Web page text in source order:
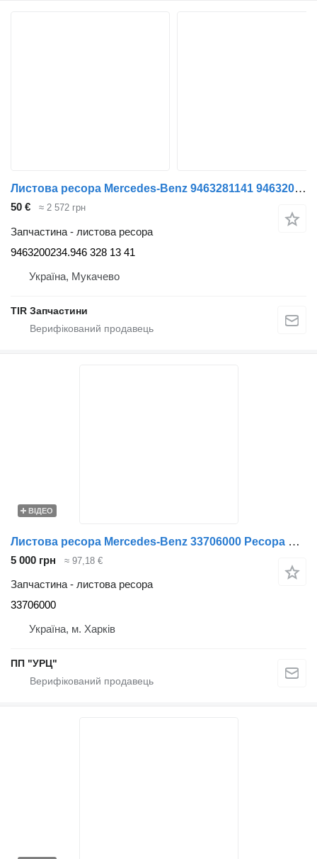
Листова ресора Mercedes-Benz 9463281141 9463200234.946 до напівпричепа Feber MERCEDES
50 € ≈ 2 572 грн
Запчастина - листова ресора
9463200234.946 328 13 41
Україна, Мукачево
TIR Запчастини
ВІДЕО
Листова ресора Mercedes-Benz 33706000 Ресора MERCEDES SPRINTER 412 до мікроавтобуса Mercedes-Benz SPRINTER 412
5 000 грн ≈ 97,18 €
Запчастина - листова ресора
33706000
Україна, м. Харків
ПП "УРЦ"